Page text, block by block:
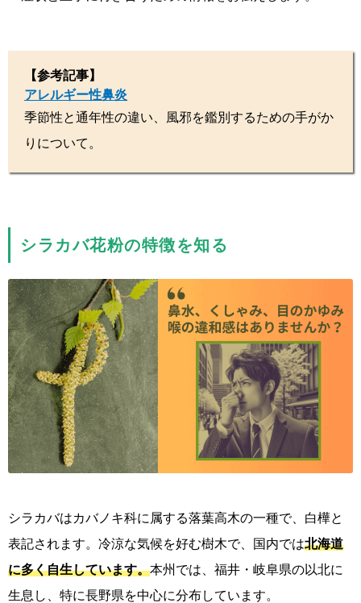
【参考記事】
アレルギー性鼻炎
季節性と通年性の違い、風邪を鑑別するための手がか
りについて。
シラカバ花粉の特徴を知る
シラカバはカバノキ科に属する落葉高木の一種で、白樺と
表記されます。冷涼な気候を好む樹木で、国内では北海道
に多く自生しています。本州では、福井・岐阜県の以北に
生息し、特に長野県を中心に分布しています。